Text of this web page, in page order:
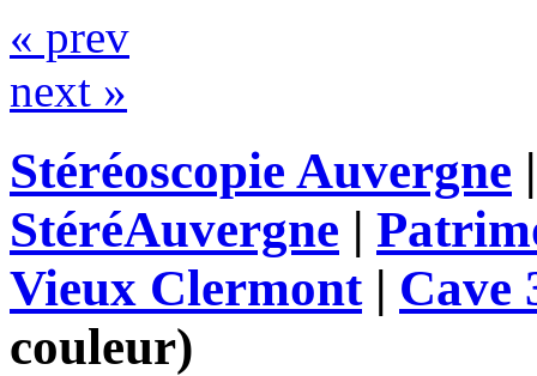
« prev
next »
Stéréoscopie Auvergne
StéréAuvergne |
Vieux Clermont| Cave
couleur)